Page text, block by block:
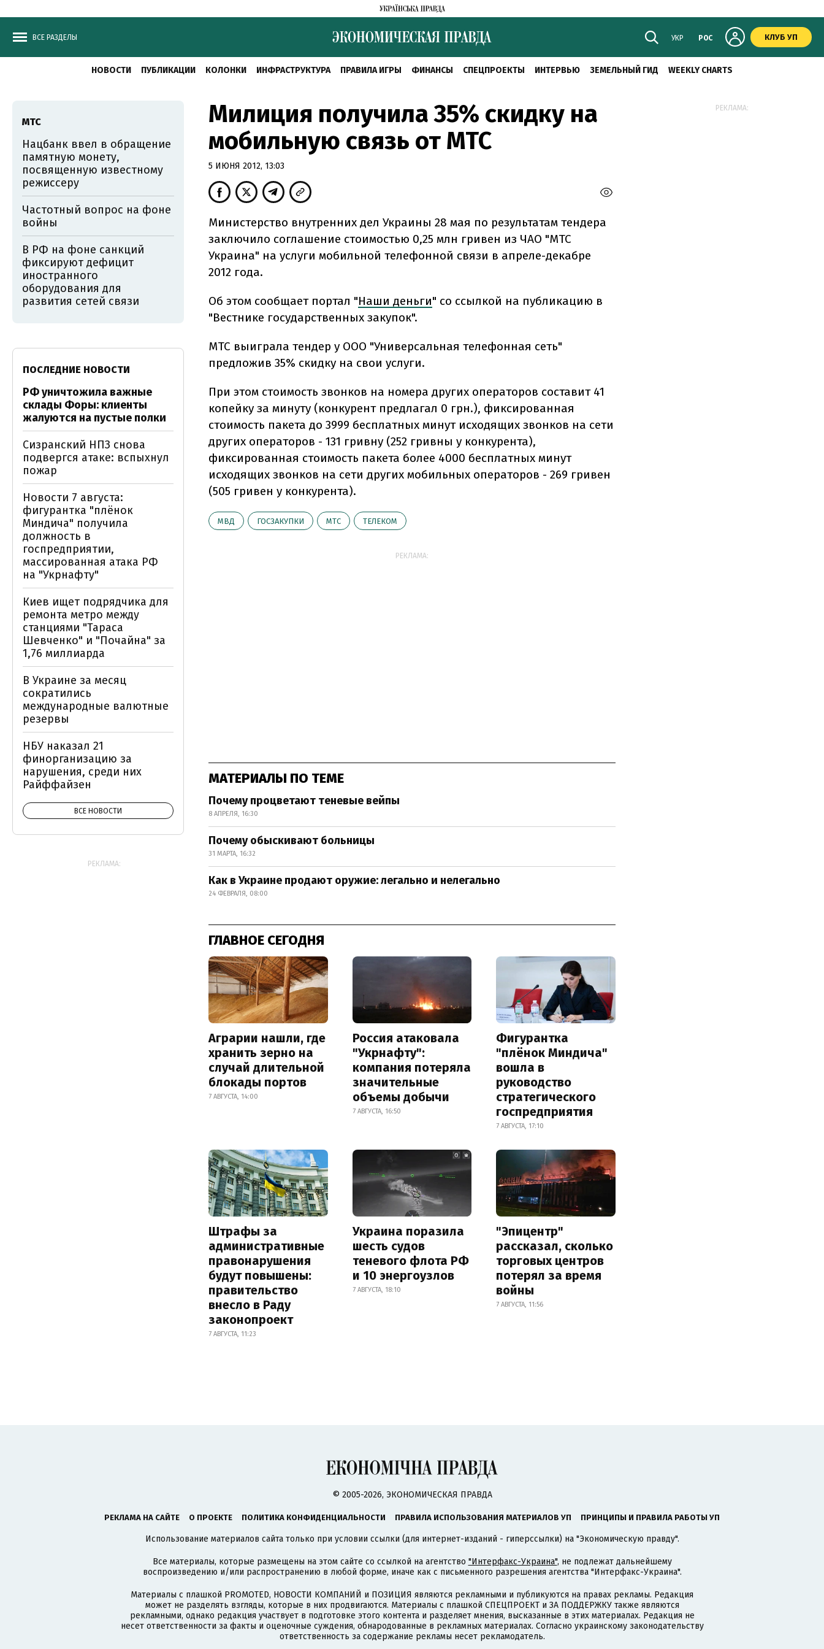
ВСЕ РАЗДЕЛЫ УКР РОС КЛУБ УП
НОВОСТИ ПУБЛИКАЦИИ КОЛОНКИ ИНФРАСТРУКТУРА ПРАВИЛА ИГРЫ ФИНАНСЫ СПЕЦПРОЕКТЫ ИНТЕРВЬЮ ЗЕМЕЛЬНЫЙ ГИД WEEKLY CHARTS
Милиция получила 35% скидку на
мобильную связь от МТС
5 ИЮНЯ 2012, 13:03
Министерство внутренних дел Украины 28 мая по результатам тендера
заключило соглашение стоимостью 0,25 млн гривен из ЧАО "МТС
Украина" на услуги мобильной телефонной связи в апреле-декабре
2012 года.
Об этом сообщает портал "Наши деньги" со ссылкой на публикацию в
"Вестнике государственных закупок".
МТС выиграла тендер у ООО "Универсальная телефонная сеть"
предложив 35% скидку на свои услуги.
При этом стоимость звонков на номера других операторов составит 41
копейку за минуту (конкурент предлагал 0 грн.), фиксированная
стоимость пакета до 3999 бесплатных минут исходящих звонков на сети
других операторов - 131 гривну (252 гривны у конкурента),
фиксированная стоимость пакета более 4000 бесплатных минут
исходящих звонков на сети других мобильных операторов - 269 гривен
(505 гривен у конкурента).
МВД ГОСЗАКУПКИ МТС ТЕЛЕКОМ
РЕКЛАМА:
МАТЕРИАЛЫ ПО ТЕМЕ
Почему процветают теневые вейпы
8 АПРЕЛЯ, 16:30
Почему обыскивают больницы
31 МАРТА, 16:32
Как в Украине продают оружие: легально и нелегально
24 ФЕВРАЛЯ, 08:00
ГЛАВНОЕ СЕГОДНЯ
Аграрии нашли, где
хранить зерно на
случай длительной
блокады портов
7 АВГУСТА, 14:00
Россия атаковала
"Укрнафту":
компания потеряла
значительные
объемы добычи
7 АВГУСТА, 16:50
Фигурантка
"плёнок Миндича"
вошла в
руководство
стратегического
госпредприятия
7 АВГУСТА, 17:10
Штрафы за
административные
правонарушения
будут повышены:
правительство
внесло в Раду
законопроект
7 АВГУСТА, 11:23
Украина поразила
шесть судов
теневого флота РФ
и 10 энергоузлов
7 АВГУСТА, 18:10
"Эпицентр"
рассказал, сколько
торговых центров
потерял за время
войны
7 АВГУСТА, 11:56
МТС
Нацбанк ввел в обращение
памятную монету,
посвященную известному
режиссеру
Частотный вопрос на фоне
войны
В РФ на фоне санкций
фиксируют дефицит
иностранного
оборудования для
развития сетей связи
ПОСЛЕДНИЕ НОВОСТИ
РФ уничтожила важные
склады Форы: клиенты
жалуются на пустые полки
Сизранский НПЗ снова
подвергся атаке: вспыхнул
пожар
Новости 7 августа:
фигурантка "плёнок
Миндича" получила
должность в
госпредприятии,
массированная атака РФ
на "Укрнафту"
Киев ищет подрядчика для
ремонта метро между
станциями "Тараса
Шевченко" и "Почайна" за
1,76 миллиарда
В Украине за месяц
сократились
международные валютные
резервы
НБУ наказал 21
финорганизацию за
нарушения, среди них
Райффайзен
ВСЕ НОВОСТИ
РЕКЛАМА:
РЕКЛАМА:
© 2005-2026, ЭКОНОМИЧЕСКАЯ ПРАВДА
РЕКЛАМА НА САЙТЕ О ПРОЕКТЕ ПОЛИТИКА КОНФИДЕНЦИАЛЬНОСТИ ПРАВИЛА ИСПОЛЬЗОВАНИЯ МАТЕРИАЛОВ УП ПРИНЦИПЫ И ПРАВИЛА РАБОТЫ УП
Использование материалов сайта только при условии ссылки (для интернет-изданий - гиперссылки) на "Экономическую правду".
Все материалы, которые размещены на этом сайте со ссылкой на агентство "Интерфакс-Украина", не подлежат дальнейшему
воспроизведению и/или распространению в любой форме, иначе как с письменного разрешения агентства "Интерфакс-Украина".
Материалы с плашкой PROMOTED, НОВОСТИ КОМПАНИЙ и ПОЗИЦИЯ являются рекламными и публикуются на правах рекламы. Редакция
может не разделять взгляды, которые в них продвигаются. Материалы с плашкой СПЕЦПРОЕКТ и ЗА ПОДДЕРЖКУ также являются
рекламными, однако редакция участвует в подготовке этого контента и разделяет мнения, высказанные в этих материалах. Редакция не
несет ответственности за факты и оценочные суждения, обнародованные в рекламных материалах. Согласно украинскому законодательству
ответственность за содержание рекламы несет рекламодатель.